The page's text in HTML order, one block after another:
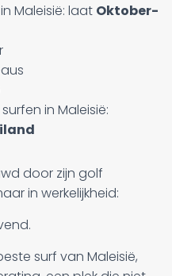
Maleisië: laat Oktober-
in Maleisië:
door zijn golf
in werkelijkheid:
surf van Maleisië,